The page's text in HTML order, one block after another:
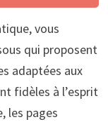
vous
qui proposent
adaptées aux
fidèles à l’esprit
les pages